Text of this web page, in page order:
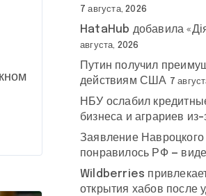
7 августа, 2026
HataHub добавила
августа, 2026
Путин получил
действиям США 7
НБУ ослабил
бизнеса и аграриев
Заявление
понравилось РФ —
Wildberries
открытия хабов после